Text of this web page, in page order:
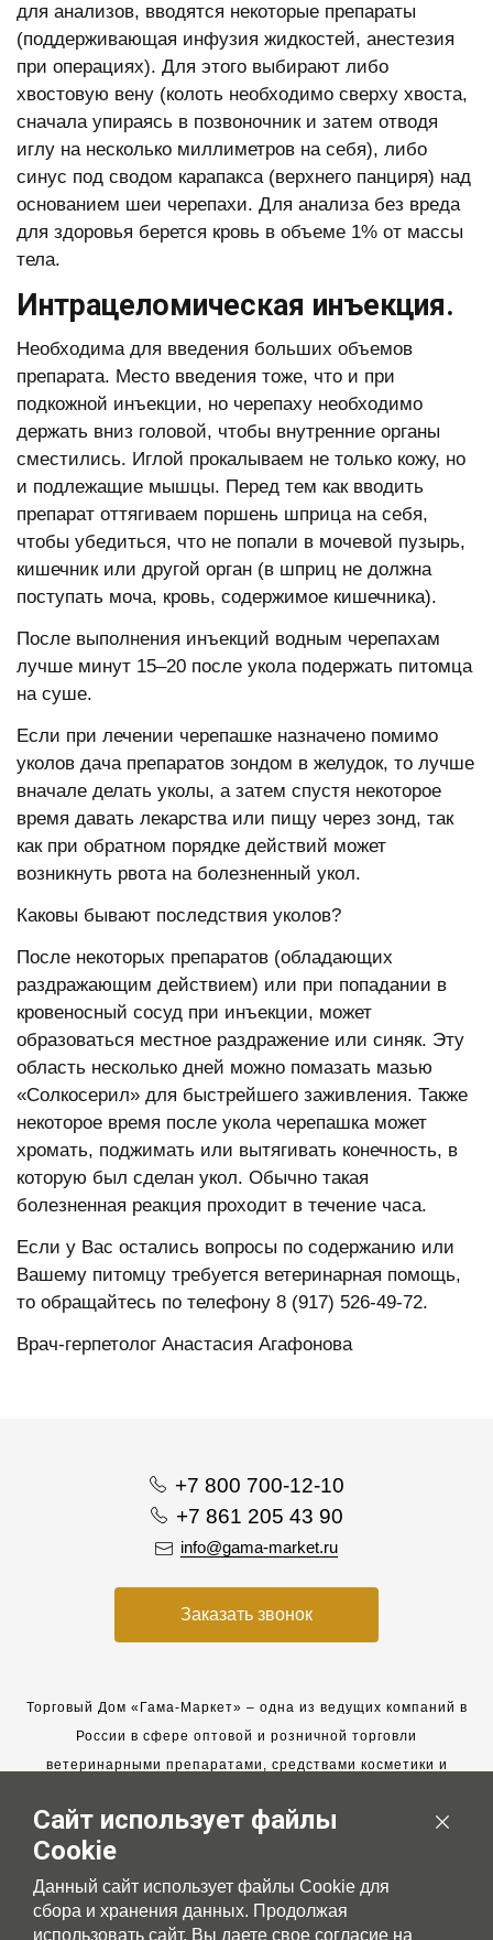
для анализов, вводятся некоторые препараты
(поддерживающая инфузия жидкостей, анестезия
при операциях). Для этого выбирают либо
хвостовую вену (колоть необходимо сверху хвоста,
сначала упираясь в позвоночник и затем отводя
иглу на несколько миллиметров на себя), либо
синус под сводом карапакса (верхнего панциря) над
основанием шеи черепахи. Для анализа без вреда
для здоровья берется кровь в объеме 1% от массы
тела.
Интрацеломическая инъекция.
Необходима для введения больших объемов
препарата. Место введения тоже, что и при
подкожной инъекции, но черепаху необходимо
держать вниз головой, чтобы внутренние органы
сместились. Иглой прокалываем не только кожу, но
и подлежащие мышцы. Перед тем как вводить
препарат оттягиваем поршень шприца на себя,
чтобы убедиться, что не попали в мочевой пузырь,
кишечник или другой орган (в шприц не должна
поступать моча, кровь, содержимое кишечника).
После выполнения инъекций водным черепахам
лучше минут 15–20 после укола подержать питомца
на суше.
Если при лечении черепашке назначено помимо
уколов дача препаратов зондом в желудок, то лучше
вначале делать уколы, а затем спустя некоторое
время давать лекарства или пищу через зонд, так
как при обратном порядке действий может
возникнуть рвота на болезненный укол.
Каковы бывают последствия уколов?
После некоторых препаратов (обладающих
раздражающим действием) или при попадании в
кровеносный сосуд при инъекции, может
образоваться местное раздражение или синяк. Эту
область несколько дней можно помазать мазью
«Солкосерил» для быстрейшего заживления. Также
некоторое время после укола черепашка может
хромать, поджимать или вытягивать конечность, в
которую был сделан укол. Обычно такая
болезненная реакция проходит в течение часа.
Если у Вас остались вопросы по содержанию или
Вашему питомцу требуется ветеринарная помощь,
то обращайтесь по телефону 8 (917) 526-49-72.
Врач-герпетолог Анастасия Агафонова
+7 800 700-12-10
+7 861 205 43 90
info@gama-market.ru
Заказать звонок
Торговый Дом «Гама-Маркет» – одна из ведущих компаний в
России в сфере оптовой и розничной торговли
ветеринарными препаратами, средствами косметики и
Мы работаем с 2005 года. Мы приглашаем к сотрудничеству
новых клиентов и всегда рассчитываем на взаимовыгодные,
долгосрочные партнерские отношения.
Сайт использует файлы
Cookie
Данный сайт использует файлы Cookie для
сбора и хранения данных. Продолжая
использовать сайт, Вы даете свое согласие на